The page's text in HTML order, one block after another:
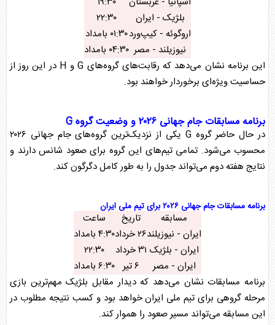
بلژیک - ایران
۲۲:۳۰
اروگوئه - کیپ‌ورد۰۱:۳۰ بامداد
نیوزیلند - مصر ۰۴:۳۰ بامداد
این برنامه نشان می‌دهد که رقابت‌های گروه‌های G و H در این روز از
حساسیت ویژه‌ای برخوردار خواهند بود.
برنامه مسابقات جام جهانی ۲۰۲۶ و وضعیت گروه G
در حال حاضر گروه G یکی از نزدیک‌ترین گروه‌های جام جهانی ۲۰۲۶
محسوب می‌شود. تمامی تیم‌های این گروه برای صعود شانس دارند و
نتایج هفته دوم می‌تواند جدول را به طور کامل دگرگون کند.
برنامه مسابقات جام جهانی ۲۰۲۶ برای تیم ملی ایران
مسابقه تاریخ
ساعت
ایران - نیوزیلند۲۶ خرداد
۴:۳۰ بامداد
ایران - بلژیک ۳۱ خرداد
۲۲:۳۰
ایران - مصر
۶ تیر
۶:۳۰ بامداد
برنامه مسابقات نشان می‌دهد که دیدار مقابل بلژیک مهم‌ترین بازی
مرحله گروهی برای تیم ملی ایرانخواهد بود و کسب نتیجه مطلوب در
این مسابقه می‌تواند مسیر صعود را هموار کند.